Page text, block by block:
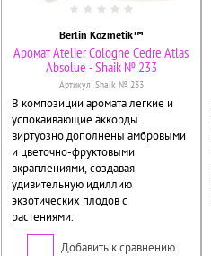
Berlin Kozmetik™
Аромат Atelier Cologne Cedre Atlas
Absolue - Shaik № 233
Артикул:Shaik № 233
В композиции аромата легкие и
успокаивающие аккорды
виртуозно дополнены амбровыми
и цветочно-фруктовыми
вкраплениями, создавая
удивительную идиллию
экзотических плодов с
растениями.
Добавить к сравнению